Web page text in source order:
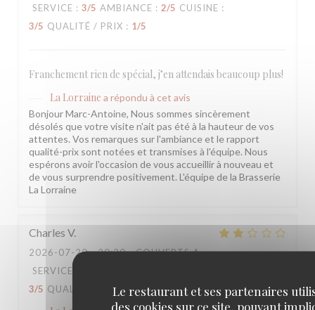
Le restaurant et ses partenaires
des cookies sur ce site, pouvant
SERVICE : 3/5 AMBIANCE : 2/5 CUISINE :
3/5 QUALITÉ / PRIX : 1/5
Franchement rien de spécial, j’en attendais beaucoup plus!
La Lorraine a répondu à cet avis
Bonjour Marc-Antoine, Nous sommes sincèrement
désolés que votre visite n'ait pas été à la hauteur de vos
attentes. Vos remarques sur l'ambiance et le rapport
qualité-prix sont notées et transmises à l'équipe. Nous
espérons avoir l'occasion de vous accueillir à nouveau et
de vous surprendre positivement. L'équipe de la Brasserie
La Lorraine
Charles V
2026-07-20- 20:30 - COUVERTS 4
SERVICE
3/5 QUALITÉ / PRIX: 3/5